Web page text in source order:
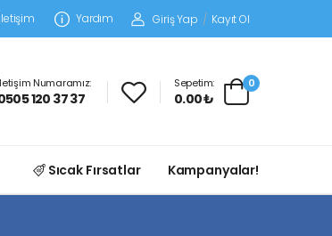
İletişim Yardım Giriş Yap / Kayıt Ol
Numaramız:
120 37 37
Sepetim:
0.00 ₺
0
Sıcak Fırsatlar Kampanyalar!